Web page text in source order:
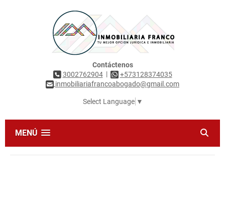
Contáctenos
3002762904|
+573128374035
inmobiliariafrancoabogado@gmail.com
Select Language ▼
MENÚ